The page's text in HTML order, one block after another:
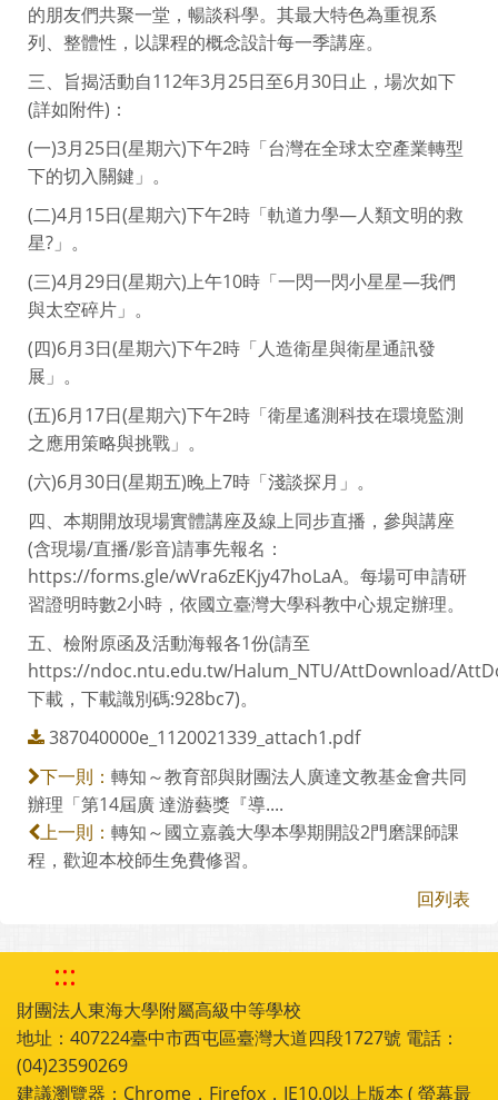
的朋友們共聚一堂，暢談科學。其最大特色為重視系
列、整體性，以課程的概念設計每一季講座。
三、旨揭活動自112年3月25日至6月30日止，場次如下
(詳如附件)：
(一)3月25日(星期六)下午2時「台灣在全球太空產業轉型
下的切入關鍵」。
(二)4月15日(星期六)下午2時「軌道力學—人類文明的救
星?」。
(三)4月29日(星期六)上午10時「一閃一閃小星星—我們
與太空碎片」。
(四)6月3日(星期六)下午2時「人造衛星與衛星通訊發
展」。
(五)6月17日(星期六)下午2時「衛星遙測科技在環境監測
之應用策略與挑戰」。
(六)6月30日(星期五)晚上7時「淺談探月」。
四、本期開放現場實體講座及線上同步直播，參與講座
(含現場/直播/影音)請事先報名：
https://forms.gle/wVra6zEKjy47hoLaA。每場可申請研
習證明時數2小時，依國立臺灣大學科教中心規定辦理。
五、檢附原函及活動海報各1份(請至
https://ndoc.ntu.edu.tw/Halum_NTU/AttDownload/
下載，下載識別碼:928bc7)。
387040000e_1120021339_attach1.pdf
下一則： 轉知～教育部與財團法人廣達文教基金會共同
辦理「第14屆廣 達游藝獎『導....
上一則： 轉知～國立嘉義大學本學期開設2門磨課師課
程，歡迎本校師生免費修習。
回列表
:::
財團法人東海大學附屬高級中等學校
地址：407224臺中市西屯區臺灣大道四段1727號 電話：
(04)23590269
建議瀏覽器：Chrome，Firefox，IE10.0以上版本 ( 螢幕最